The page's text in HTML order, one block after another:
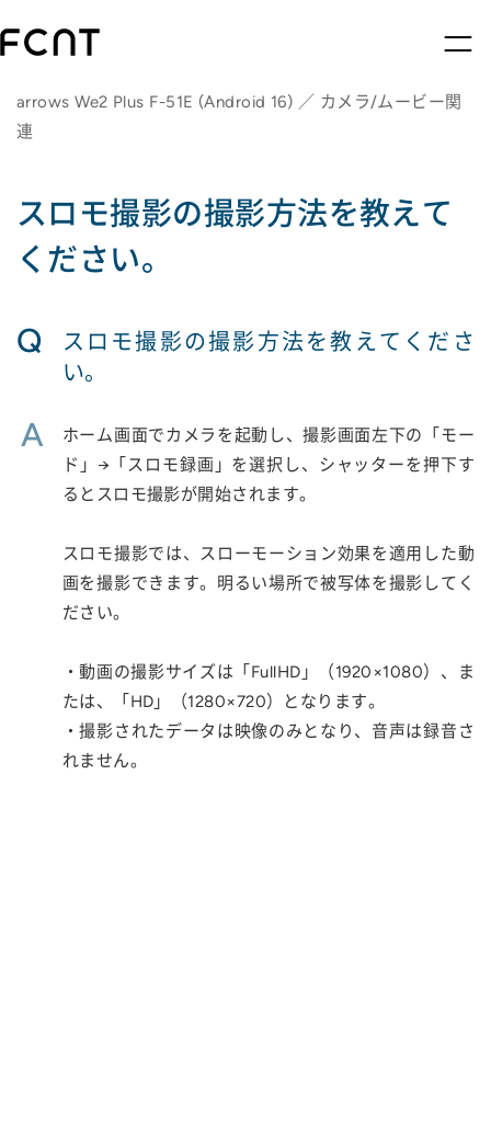
arrows We2 Plus F-51E (Android 16) ／ カメラ/ムービー関
連
スロモ撮影の撮影方法を教えて
ください。
Q
スロモ撮影の撮影方法を教えてくださ
い。
A
ホーム画面でカメラを起動し、撮影画面左下の「モー
ド」→「スロモ録画」を選択し、シャッターを押下す
るとスロモ撮影が開始されます。
スロモ撮影では、スローモーション効果を適用した動
画を撮影できます。明るい場所で被写体を撮影してく
ださい。
・動画の撮影サイズは「FullHD」（1920×1080）、ま
たは、「HD」（1280×720）となります。
・撮影されたデータは映像のみとなり、音声は録音さ
れません。